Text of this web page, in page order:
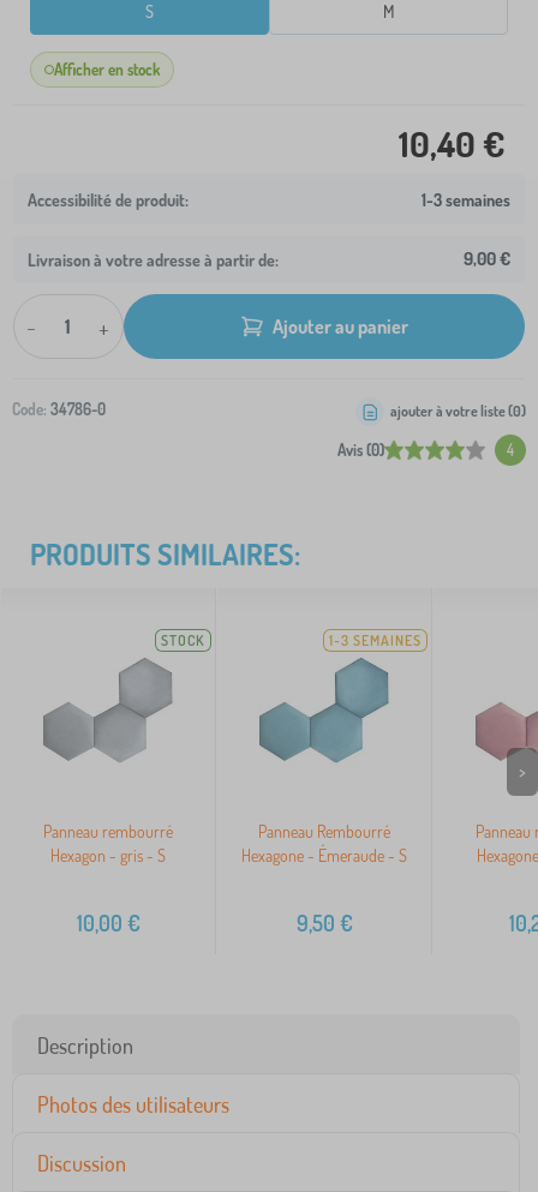
S M
Afficher en stock
10,40 €
1-3 semaines
Livraison à votre adresse à partir de: 9,00 €
- + Ajouter au panier
Code: 34786-0
Avis (0) 4
ajouter à votre liste (0)
PRODUITS SIMILAIRES:
STOCK
Panneau rembourré
Hexagon - gris - S
10,00 €
1-3 SEMAINES
Panneau Rembourré
Hexagone - Émeraude - S
9,50 €
>
Description
Photos des utilisateurs
Discussion